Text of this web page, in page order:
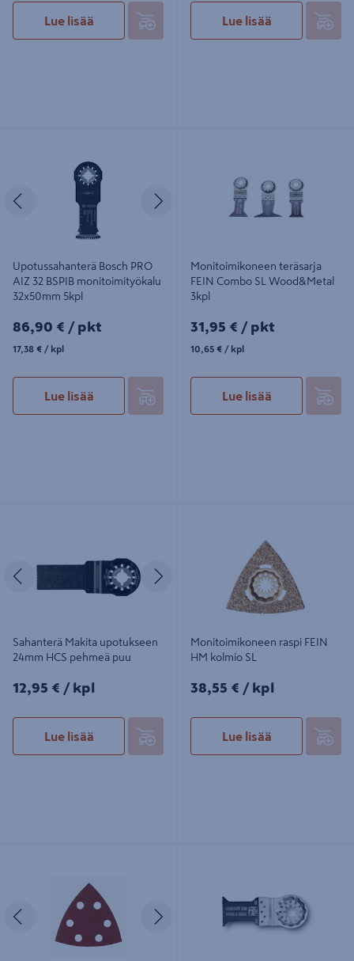
Lue lisää Lue lisää
Upotussahanterä Bosch PRO
AIZ 32 BSPIB monitoimityökalu
32x50mm 5kpl
86,90€/pkt
86,90 € / pkt
17,38€/kpl
17,38 € / kpl
Lue lisää
Monitoimikoneen teräsarja
FEIN Combo SL Wood&Metal
3kpl
31,95€/pkt
31,95 € / pkt
10,65€/kpl
10,65 € / kpl
Lue lisää
Edellinen
Sahanterä Makita upotukseen
24mm HCS pehmeä puu
12,95€/kpl
12,95 € / kpl
Lue lisää
Monitoimikoneen raspi FEIN
HM kolmio SL
38,55€/kpl
38,55 € / kpl
Lue lisää
Edellinen